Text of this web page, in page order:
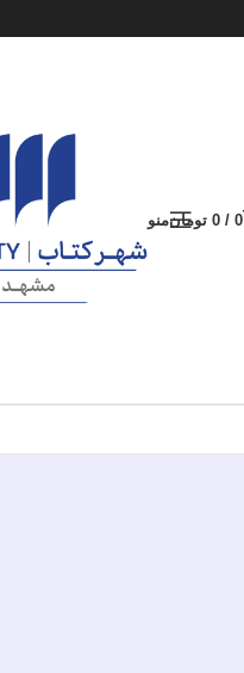
0
/
0 تومانمنو